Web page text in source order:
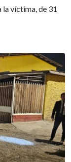
la víctima, de 31